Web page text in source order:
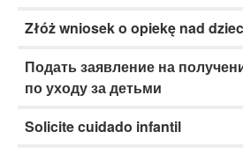
Złóż wniosek o opiekę nad
Подать заявление на
по уходу за детьми
Solicite cuidado infantil